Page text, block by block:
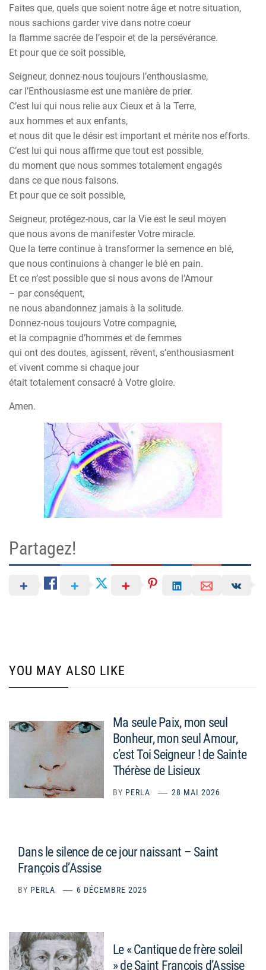
Faites que, quels que soient notre âge et notre situation,
nous sachions garder vive dans notre coeur
la flamme sacrée de l’espoir et de la persévérance.
Et pour que ce soit possible,
Seigneur, donnez-nous toujours l’enthousiasme,
car l’Enthousiasme est une manière de prier.
C’est lui qui nous relie aux Cieux et à la Terre,
aux hommes et aux enfants,
et nous dit que le désir est important et mérite nos efforts.
C’est lui qui nous affirme que tout est possible,
du moment que nous sommes totalement engagés
dans ce que nous faisons.
Et pour que ce soit possible,
Seigneur, protégez-nous, car la Vie est le seul moyen
que nous avons de manifester Votre miracle.
Que la terre continue à transformer la semence en blé,
que nous continuions à changer le blé en pain.
Et ce n’est possible que si nous avons de l’Amour
– par conséquent,
ne nous abandonnez jamais à la solitude.
Donnez-nous toujours Votre compagnie,
et la compagnie d’hommes et de femmes
qui ont des doutes, agissent, rêvent, s’enthousiasment
et vivent comme si chaque jour
était totalement consacré à Votre gloire.
Amen.
Partagez!
YOU MAY ALSO LIKE
Ma seule Paix, mon seul
Bonheur, mon seul Amour,
c’est Toi Seigneur ! de Sainte
Thérèse de Lisieux
BY PERLA 28 MAI 2026
Dans le silence de ce jour naissant – Saint
François d’Assise
BY PERLA 6 DÉCEMBRE 2025
Le « Cantique de frère soleil
» de Saint François d’Assise